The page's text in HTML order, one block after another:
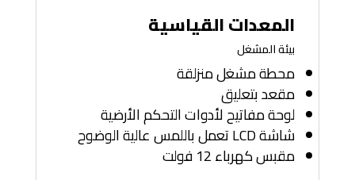
المعدات القياسية
بيئة المشغل
محطة مشغل منزلقة
مقعد بتعليق
لوحة مفاتيح لأدوات التحكم الأرضية
شاشة LCD تعمل باللمس عالية الوضوح
مقبس كهرباء 12 فولت